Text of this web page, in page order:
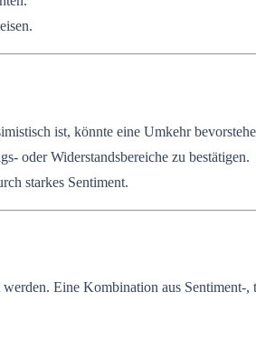
ist, könnte eine Umkehr
oder Widerstandsbereiche zu bestätigen.
starkes Sentiment.
Eine Kombination aus Sentiment-,